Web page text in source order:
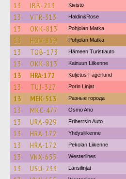
13 IBB-213 Kivistö
13 VTR-313 Haldin&Rose
13 OKK-813 Pohjolan Matka
13 HOV-859 Pohjolan Matka
13 TOB-173 Hämeen Turistiauto
13 OKK-813 Kainuun Liikenne
13 HRA-172 Kuljetus Fagerlund
13 TUJ-327 Porin Linjat
13 MEK-513 Разные города
13 MKC-477 Osmo Aho
13 URA-929 Friherrsin Auto
13 HRA-172 Yhdysliikenne
13 HRA-172 Pekolan Liikenne
13 VNX-655 Westerlines
13 USU-233 Länsilinjat